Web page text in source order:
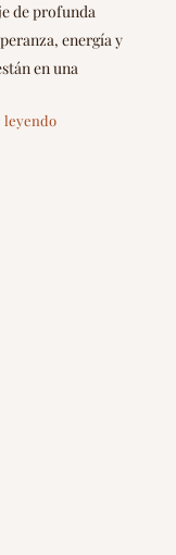
de profunda
energía y
en una
leyendo